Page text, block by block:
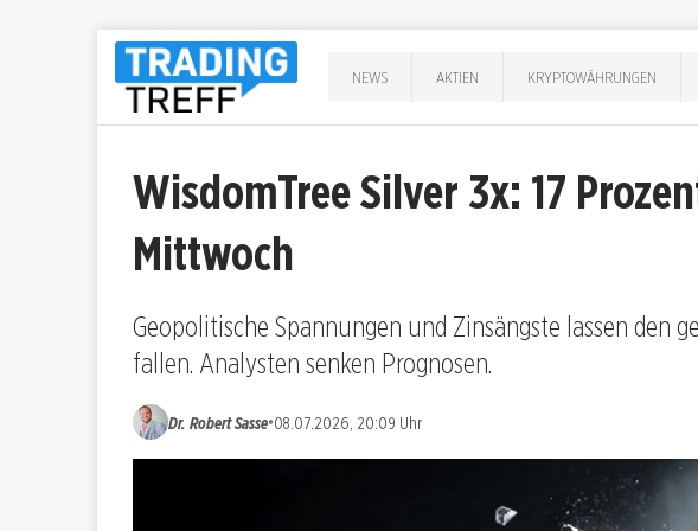
NEWS AKTIEN KRYPTOWÄHRUNGEN
WisdomTree Silver 3x: 17
Mittwoch
Geopolitische Spannungen und Zinsängste lassen den
fallen. Analysten senken Prognosen.
Dr. Robert Sasse•08.07.2026, 20:09 Uhr